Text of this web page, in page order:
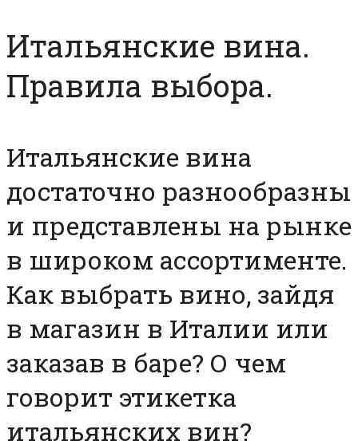
Итальянские вина.
Правила выбора.
Итальянские вина
достаточно разнообразны
и представлены на рынке
в широком ассортименте.
Как выбрать вино, зайдя
в магазин в Италии или
заказав в баре? О чем
говорит этикетка
итальянских вин?